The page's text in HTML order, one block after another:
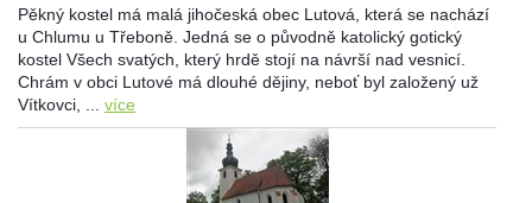
Pěkný kostel má malá jihočeská obec Lutová, která se nachází
u Chlumu u Třeboně. Jedná se o původně katolický gotický
kostel Všech svatých, který hrdě stojí na návrší nad vesnicí.
Chrám v obci Lutové má dlouhé dějiny, neboť byl založený už
Vítkovci, ... více